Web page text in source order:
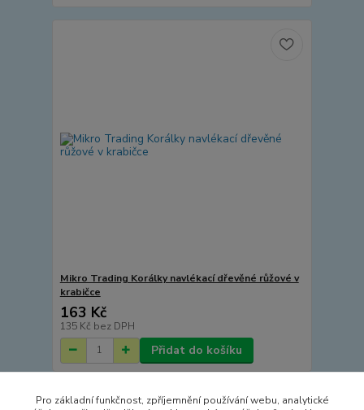
Mikro Trading Korálky navlékací dřevěné růžové v
krabičce
163 Kč
135 Kč bez DPH
Přidat do košíku
Načíst další produkty (15)
Pro základní funkčnost, zpříjemnění používání webu, analytické